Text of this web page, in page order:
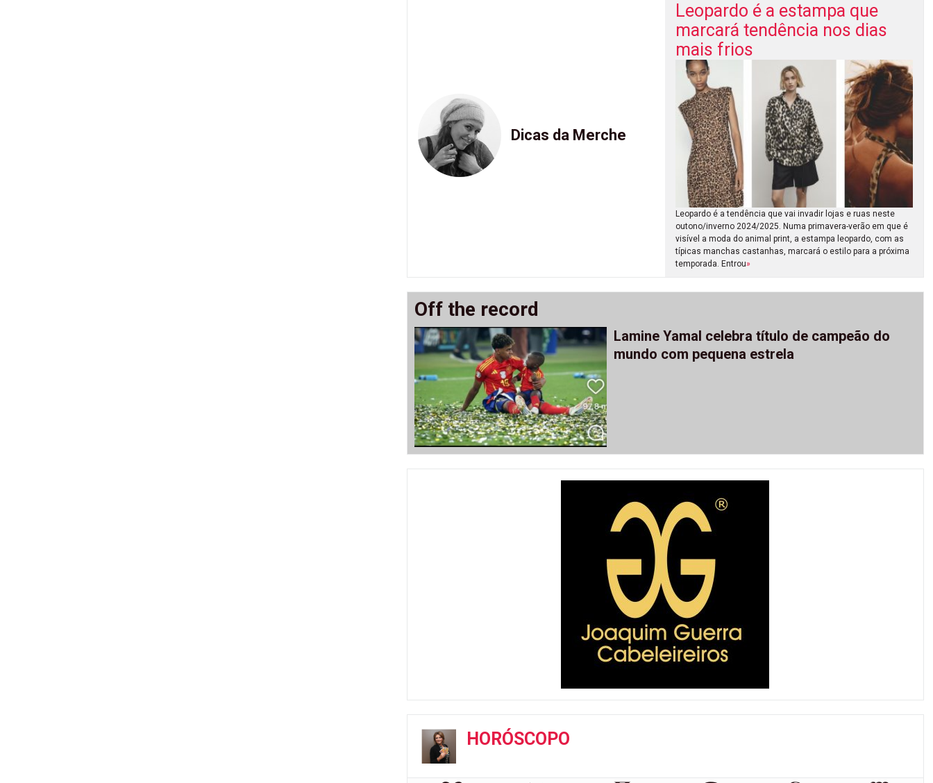
Dicas da Merche
Leopardo é a estampa que
marcará tendência nos dias
mais frios
Leopardo é a tendência que vai invadir lojas e ruas neste
outono/inverno 2024/2025. Numa primavera-verão em que é
visível a moda do animal print, a estampa leopardo, com as
típicas manchas castanhas, marcará o estilo para a próxima
temporada. Entrou»
Off the record
Lamine Yamal celebra título de campeão do
mundo com pequena estrela
HORÓSCOPO